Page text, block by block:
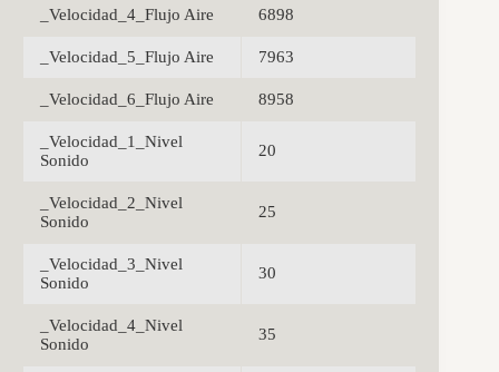
_Velocidad_4_Flujo Aire 6898
_Velocidad_5_Flujo Aire 7963
_Velocidad_6_Flujo Aire 8958
_Velocidad_1_Nivel
Sonido
20
_Velocidad_2_Nivel
Sonido
25
_Velocidad_3_Nivel
Sonido
30
_Velocidad_4_Nivel
Sonido
35